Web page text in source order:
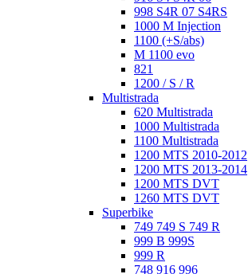
998 S4R 07 S4RS
1000 M Injection
1100 (+S/abs)
M 1100 evo
821
1200 / S / R
Multistrada
620 Multistrada
1000 Multistrada
1100 Multistrada
1200 MTS 2010-2012
1200 MTS 2013-2014
1200 MTS DVT
1260 MTS DVT
Superbike
749 749 S 749 R
999 B 999S
999 R
748 916 996